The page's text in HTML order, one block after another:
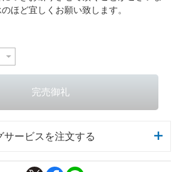
ほど宜しくお願い致します。
サービスを注文する